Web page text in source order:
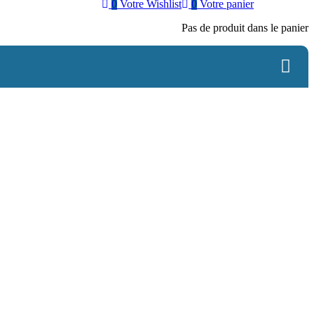
0 Votre panier
Pas de produit dans le panier
0 Votre Wishlist